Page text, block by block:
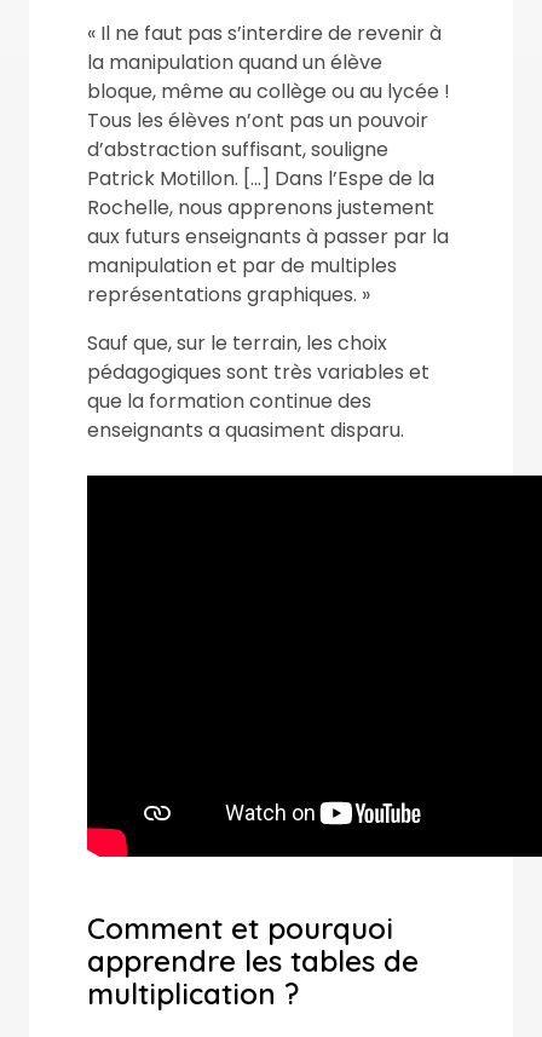
« Il ne faut pas s’interdire de revenir à
la manipulation quand un élève
bloque, même au collège ou au lycée !
Tous les élèves n’ont pas un pouvoir
d’abstraction suffisant, souligne
Patrick Motillon. […] Dans l’Espe de la
Rochelle, nous apprenons justement
aux futurs enseignants à passer par la
manipulation et par de multiples
représentations graphiques. »
Sauf que, sur le terrain, les choix
pédagogiques sont très variables et
que la formation continue des
enseignants a quasiment disparu.
Comment et pourquoi
apprendre les tables de
multiplication ?